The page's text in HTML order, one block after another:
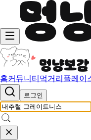
홈커뮤니티 먹거리 플레이
로그인